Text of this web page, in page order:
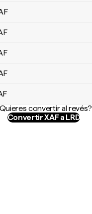
convertir al revés?
Convertir XAF a LRD